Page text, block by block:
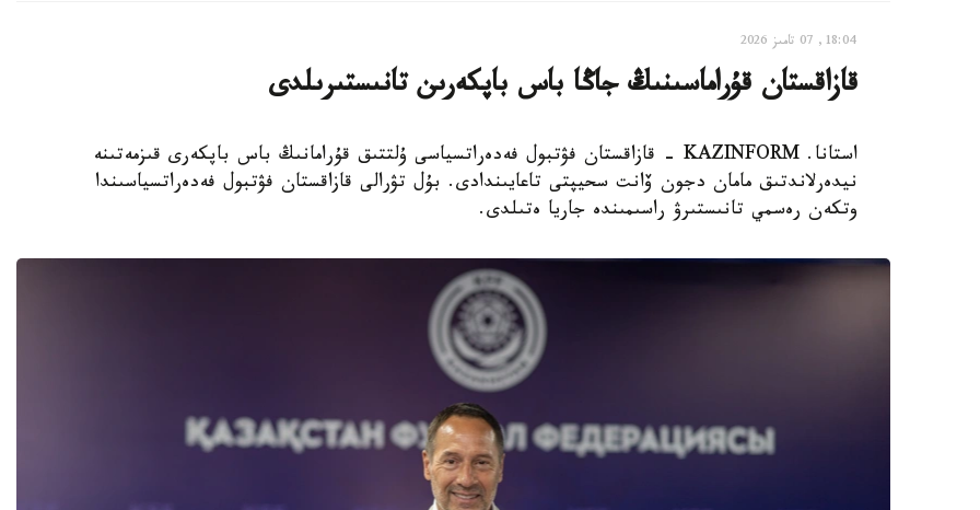
18:04, 07 تامىز 2026
قازاقستان قۇراماسىنىڭ جاڭا باس باپكەرىن تانىستىرىلدى
استانا. KAZINFORM - قازاقستان فۋتبول فەدەراتسياسى ۇلتتىق قۇرامانىڭ باس باپكەرى قىزمەتىنە
نيدەرلاندتىق مامان دجون ۆانت سحيپتى تاعايىندادى. بۇل تۋرالى قازاقستان فۋتبول فەدەراتسياسىندا
وتكەن رەسمي تانىستىرۋ راسىمىندە جاريا ەتىلدى.